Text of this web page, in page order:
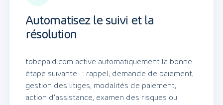
Automatisez le suivi et la
résolution
tobepaid.com active automatiquement la bonne
étape suivante : rappel, demande de paiement,
gestion des litiges, modalités de paiement,
action d'assistance, examen des risques ou